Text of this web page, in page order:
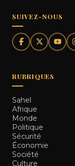
SUIVEZ-NOUS
RUBRIQUES
Sahel
Afrique
Monde
Politique
Sécurité
Économie
Société
Culture